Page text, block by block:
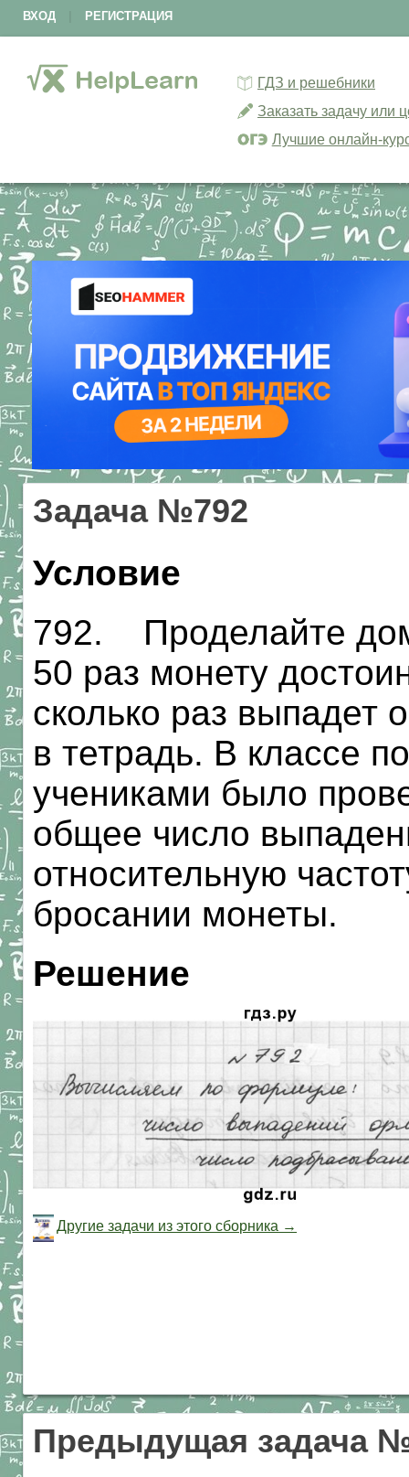
ВХОД РЕГИСТРАЦИЯ
ГДЗ и решебники
Заказать задачу или
Лучшие онлайн-
Задача №792
Условие
792. Проделайте
50 раз монету
сколько раз выпадет
в тетрадь. В классе
учениками было
общее число
относительную
бросании монеты.
Решение
Другие задачи из этого сборника →
Предыдущая задача